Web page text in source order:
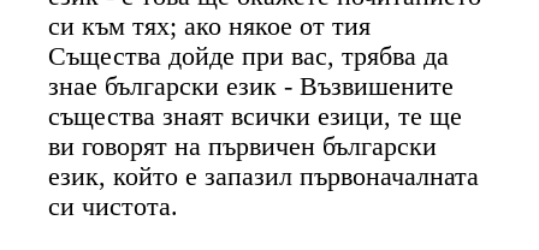
си към тях; ако някое от тия
Същества дойде при вас, трябва да
знае български език - Възвишените
същества знаят всички езици, те ще
ви говорят на първичен български
език, който е запазил първоначалната
си чистота.